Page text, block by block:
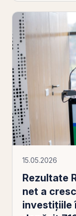
15.05.2026
Rezultate
net a
investițiile